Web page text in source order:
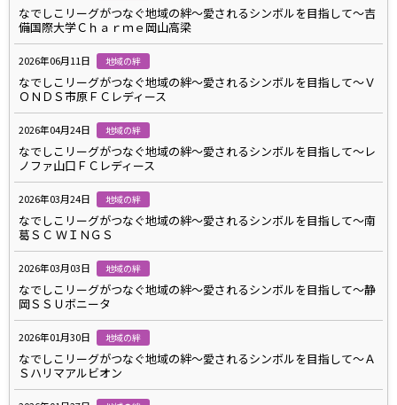
なでしこリーグがつなぐ地域の絆～愛されるシンボルを目指して～吉
備国際大学Ｃｈａｒｍｅ岡山高梁
2026年06月11日 地域の絆
なでしこリーグがつなぐ地域の絆～愛されるシンボルを目指して～Ｖ
ＯＮＤＳ市原ＦＣレディース
2026年04月24日 地域の絆
なでしこリーグがつなぐ地域の絆～愛されるシンボルを目指して～レ
ノファ山口ＦＣレディース
2026年03月24日 地域の絆
なでしこリーグがつなぐ地域の絆～愛されるシンボルを目指して～南
葛ＳＣ ＷＩＮＧＳ
2026年03月03日 地域の絆
なでしこリーグがつなぐ地域の絆～愛されるシンボルを目指して～静
岡ＳＳＵボニータ
2026年01月30日 地域の絆
なでしこリーグがつなぐ地域の絆～愛されるシンボルを目指して～Ａ
Ｓハリマアルビオン